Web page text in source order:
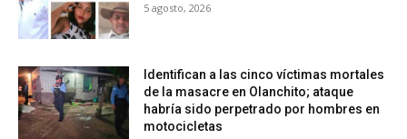
5 agosto, 2026
Identifican a las cinco víctimas mortales
de la masacre en Olanchito; ataque
habría sido perpetrado por hombres en
motocicletas